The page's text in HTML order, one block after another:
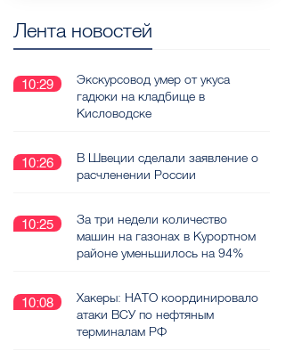
Лента новостей
10:29
Экскурсовод умер от укуса
гадюки на кладбище в
Кисловодске
10:26
В Швеции сделали заявление о
расчленении России
10:25
За три недели количество
машин на газонах в Курортном
районе уменьшилось на 94%
10:08
Хакеры: НАТО координировало
атаки ВСУ по нефтяным
терминалам РФ